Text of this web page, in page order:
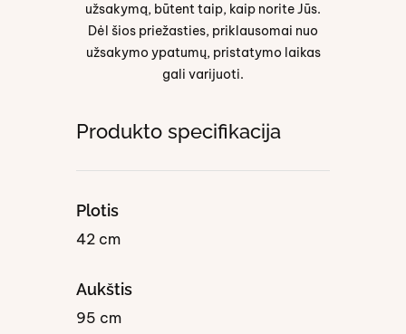
užsakymą, būtent taip, kaip norite Jūs.
Dėl šios priežasties, priklausomai nuo
užsakymo ypatumų, pristatymo laikas
gali varijuoti.
Produkto specifikacija
Plotis
42 cm
Aukštis
95 cm